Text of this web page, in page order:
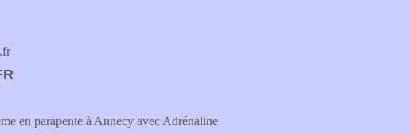
en parapente à Annecy avec Adrénaline